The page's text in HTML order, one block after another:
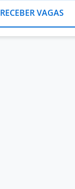
RECEBER VAGAS